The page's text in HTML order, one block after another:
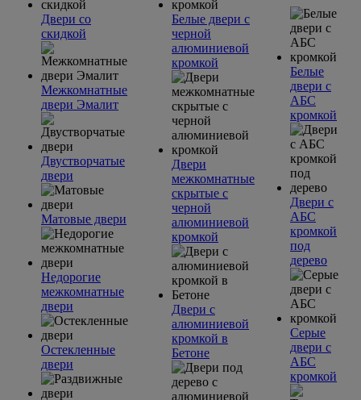
Двери со
скидкой
Межкомнатные
двери Эмалит
Двустворчатые
двери
Матовые двери
Недорогие
межкомнатные
двери
Остекленные
двери
Белые двери с
черной
алюминиевой
кромкой
Двери
межкомнатные
скрытые с
черной
алюминиевой
кромкой
Двери с
алюминиевой
кромкой в
Бетоне
Белые
двери с
АБС
кромкой
Двери с
АБС
кромкой
под
дерево
Серые
двери с
АБС
кромкой